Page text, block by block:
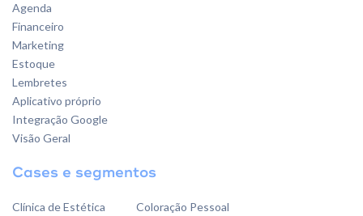
Agenda
Financeiro
Marketing
Estoque
Lembretes
Aplicativo próprio
Integração Google
Visão Geral
Cases e segmentos
Clínica de Estética
Coloração Pessoal